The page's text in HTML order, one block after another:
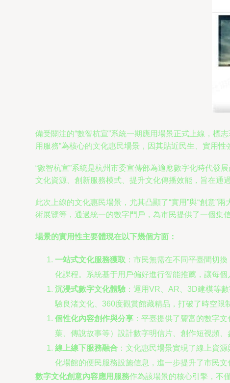
備受關注的“數智杭宣”系統一期應用場景正式上線，標
用服務”為核心的文化惠民場景，因其貼近民生、實用
“數智杭宣”系統是杭州市委宣傳部為適應數字化時代發
文化資源、創新服務模式、提升文化傳播效能，旨在通
此次上線的文化惠民場景，尤其凸顯了“實用”與“創意”
術展覽等，通過統一的數字門戶，為市民提供了一個集
場景的實用性主要體現在以下幾個方面：
一站式文化服務獲取 ：市民無需在不同平臺間切
化課程。系統基于用戶偏好進行智能推薦，讓每個
沉浸式數字文化體驗 ：運用VR、AR、3D建模等
驗良渚文化、360度觀賞館藏精品，打破了時空限
個性化內容創作與分享 ：平臺提供了豐富的數字
葉、傳說故事等）設計數字明信片、創作短視頻
線上線下服務融合 ：文化惠民場景實現了線上資
化場館的便民服務設施信息，進一步提升了市民文
數字文化創意內容應用服務作為該場景的核心引擎，不